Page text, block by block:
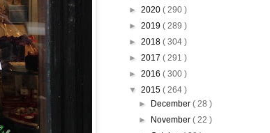
► 2020 ( 290 )
► 2019 ( 289 )
► 2018 ( 304 )
► 2017 ( 291 )
► 2016 ( 300 )
▼ 2015 ( 264 )
►
December ( 28 )
►
November ( 22 )